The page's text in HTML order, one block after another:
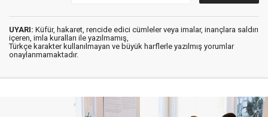
UYARI: Küfür, hakaret, rencide edici cümleler veya imalar, inançlara saldırı
içeren, imla kuralları ile yazılmamış,
Türkçe karakter kullanılmayan ve büyük harflerle yazılmış yorumlar
onaylanmamaktadır.